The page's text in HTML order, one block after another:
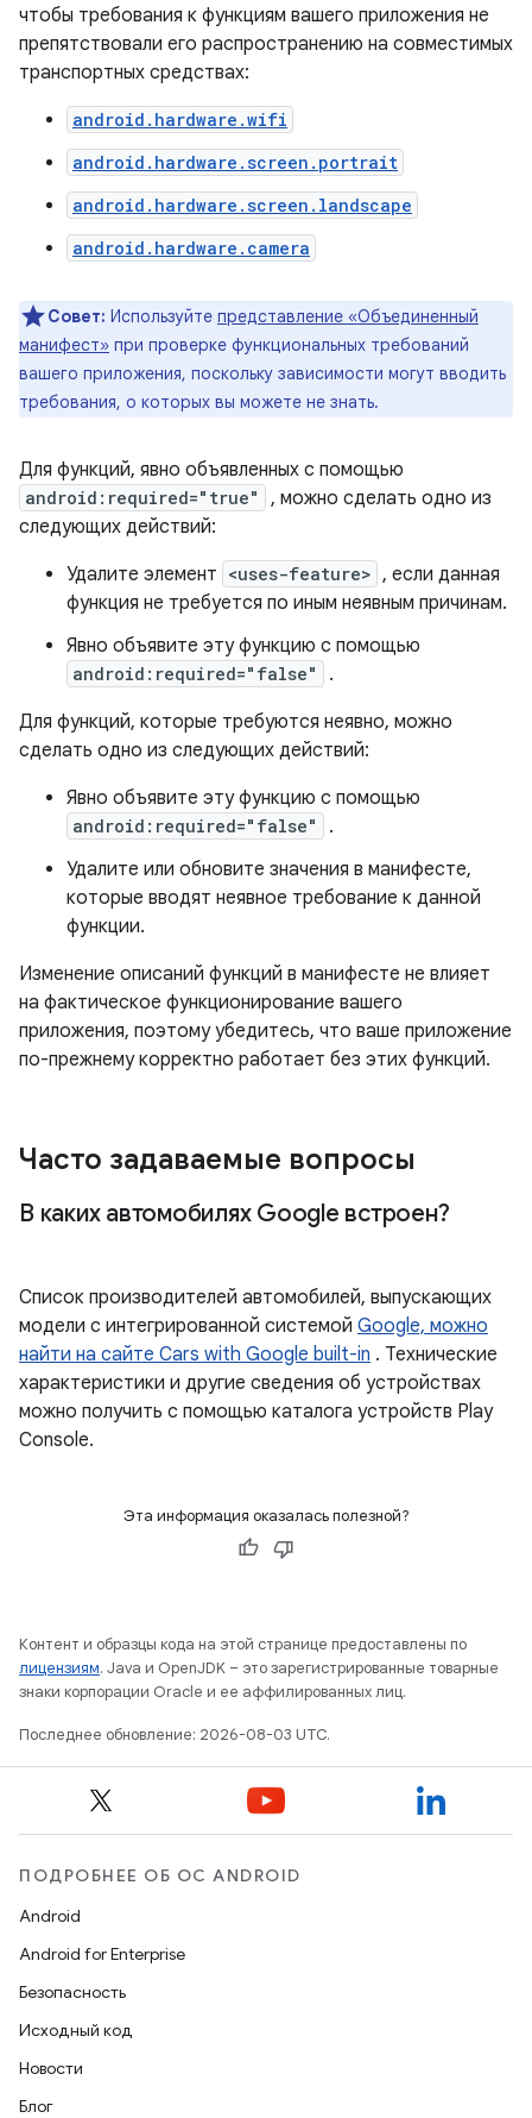
чтобы требования к функциям вашего приложения не
препятствовали его распространению на совместимых
транспортных средствах:
android.hardware.wifi
android.hardware.screen.portrait
android.hardware.screen.landscape
android.hardware.camera
Совет: Используйте представление «Объединенный
манифест» при проверке функциональных требований
вашего приложения, поскольку зависимости могут вводить
требования, о которых вы можете не знать.
Для функций, явно объявленных с помощью
android:required="true"
, можно сделать одно из
следующих действий:
Удалите элемент <uses-feature> , если данная
функция не требуется по иным неявным причинам.
Явно объявите эту функцию с помощью
android:required="false"
.
Для функций, которые требуются неявно, можно
сделать одно из следующих действий:
Явно объявите эту функцию с помощью
android:required="false"
.
Удалите или обновите значения в манифесте,
которые вводят неявное требование к данной
функции.
Изменение описаний функций в манифесте не влияет
на фактическое функционирование вашего
приложения, поэтому убедитесь, что ваше приложение
по-прежнему корректно работает без этих функций.
Часто задаваемые вопросы
В каких автомобилях Google встроен?
Список производителей автомобилей, выпускающих
модели с интегрированной системой Google, можно
найти на сайте Cars with Google built-in . Технические
характеристики и другие сведения об устройствах
можно получить с помощью каталога устройств Play
Console.
Эта информация оказалась полезной?
Контент и образцы кода на этой странице предоставлены по
лицензиям. Java и OpenJDK – это зарегистрированные товарные
знаки корпорации Oracle и ее аффилированных лиц.
Последнее обновление: 2026-08-03 UTC.
ПОДРОБНЕЕ ОБ ОС ANDROID
Android
Android for Enterprise
Безопасность
Исходный код
Новости
Блог